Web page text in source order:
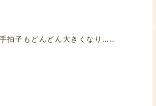
拍子もどんどん大きくなり……